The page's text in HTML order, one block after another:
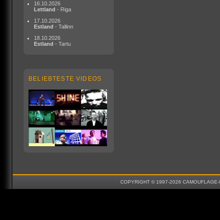
16.10.2026
Lettland - Riga
17.10.2026
Estland - Tallinn
18.10.2026
Estland - Tartu
BELIEBTESTE VIDEOS
COPYRIGHT © 1997-2026 CAMOUFLAGE-